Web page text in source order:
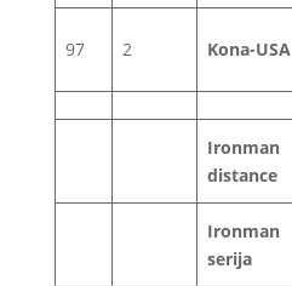
97 2 Kona-USA
Ironman
distance
Ironman
serija